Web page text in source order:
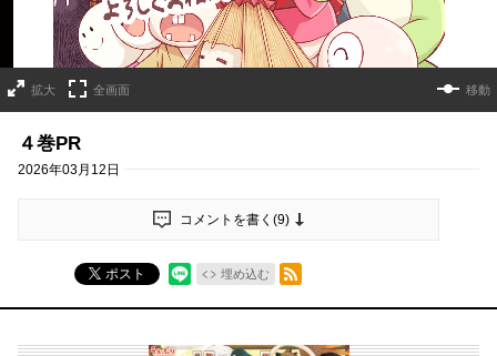
拡大 全画面 移動
４巻PR
2026年03月12日
コメントを書く(9)
ポスト 埋め込む
RSSフィード